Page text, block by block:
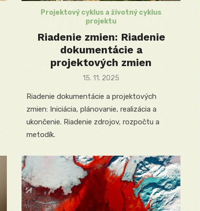
Projektový cyklus a životný cyklus
projektu
Riadenie zmien: Riadenie
dokumentácie a
projektových zmien
Posted
15. 11. 2025
Riadenie dokumentácie a projektových
zmien: Iniciácia, plánovanie, realizácia a
ukončenie. Riadenie zdrojov, rozpočtu a
metodík.